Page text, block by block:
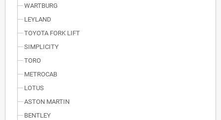
WARTBURG
LEYLAND
TOYOTA FORK LIFT
SIMPLICITY
TORO
METROCAB
LOTUS
ASTON MARTIN
BENTLEY